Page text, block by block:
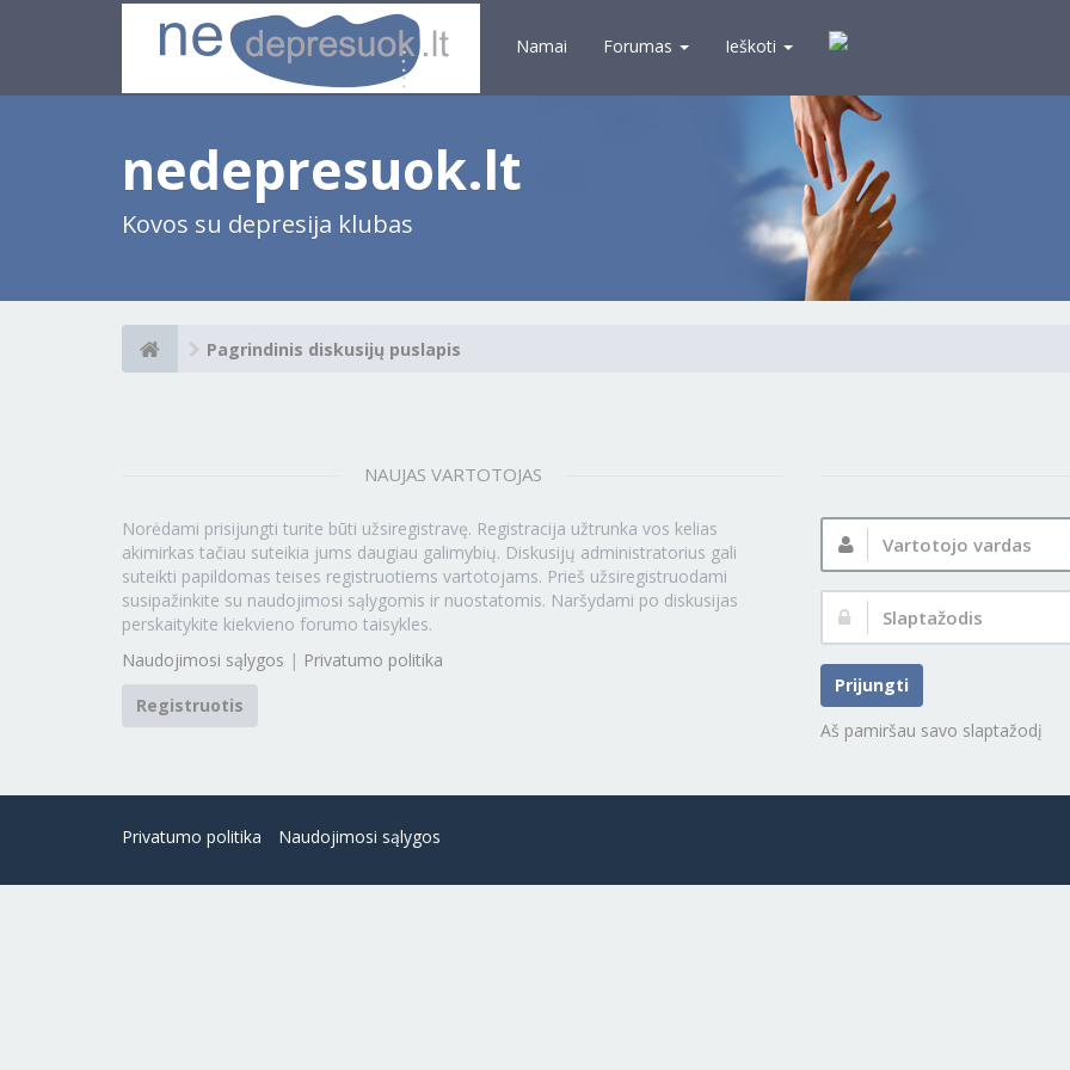
Namai Forumas Ieškoti
nedepresuok.lt
Kovos su depresija klubas
Pagrindinis diskusijų puslapis
NAUJAS VARTOTOJAS
Norėdami prisijungti turite būti užsiregistravę. Registracija užtrunka vos kelias
akimirkas tačiau suteikia jums daugiau galimybių. Diskusijų administratorius gali
suteikti papildomas teises registruotiems vartotojams. Prieš užsiregistruodami
susipažinkite su naudojimosi sąlygomis ir nuostatomis. Naršydami po diskusijas
perskaitykite kiekvieno forumo taisykles.
Naudojimosi sąlygos | Privatumo politika
Registruotis
Vartotojo
vardas:
Slaptažodis:
Prijungti
Aš pamiršau savo slaptažodį
Privatumo politika Naudojimosi sąlygos